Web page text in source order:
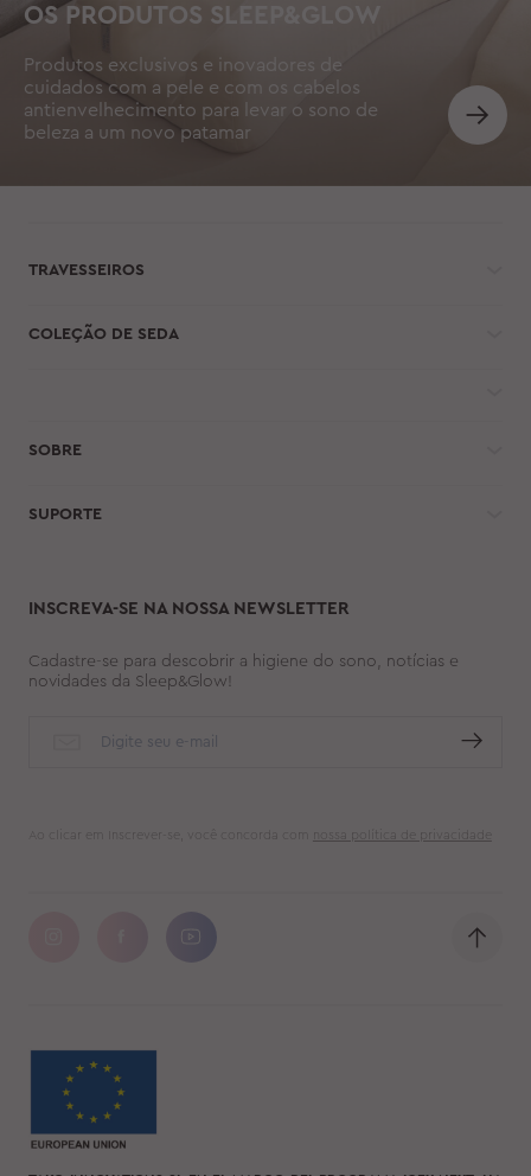
OS PRODUTOS SLEEP&GLOW
Produtos exclusivos e inovadores de
cuidados com a pele e com os cabelos
antienvelhecimento para levar o sono de
beleza a um novo patamar
TRAVESSEIROS
COLEÇÃO DE SEDA
SOBRE
SUPORTE
INSCREVA-SE NA NOSSA NEWSLETTER
Cadastre-se para descobrir a higiene do sono, notícias e
novidades da Sleep&Glow!
Ao clicar em Inscrever-se, você concorda com nossa política de privacidade